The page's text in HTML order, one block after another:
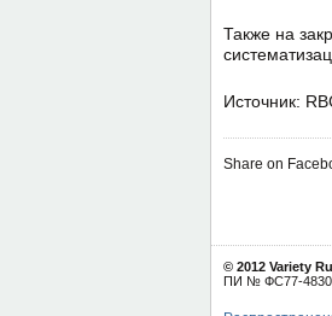
Также на
Источник:
Share on
© 2012 Variety
ПИ № ФС77-48307